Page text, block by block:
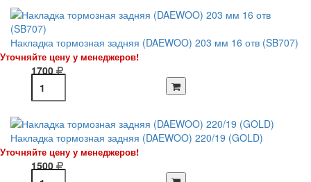
Накладка тормозная задняя (DAEWOO) 203 мм 16 отв (SB707)
Уточняйте цену у менеджеров!
1700
Накладка тормозная задняя (DAEWOO) 220/19 (GOLD)
Уточняйте цену у менеджеров!
1500